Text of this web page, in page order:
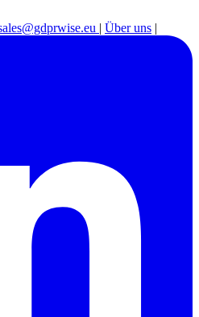
| Über uns |